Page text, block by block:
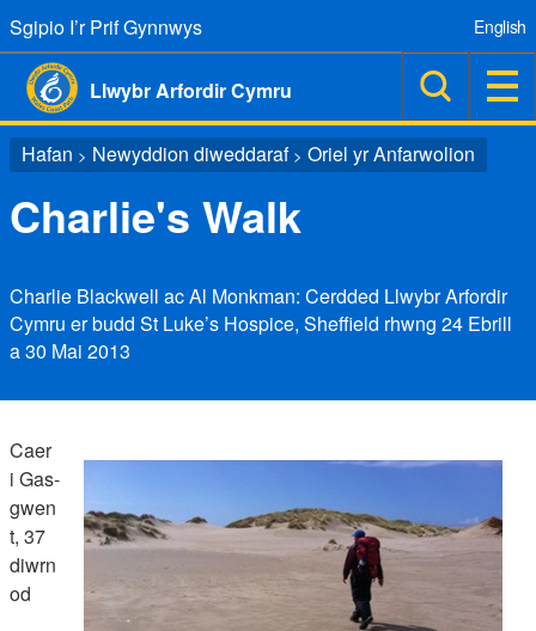
Sgipio I’r Prif Gynnwys
Llwybr Arfordir Cymru
English
Hafan > Newyddion diweddaraf > Oriel yr Anfarwolion
Charlie's Walk
Charlie Blackwell ac Al Monkman: Cerdded Llwybr Arfordir
Cymru er budd St Luke’s Hospice, Sheffield rhwng 24 Ebrill
a 30 Mai 2013
Caer
i Gas-
gwen
t, 37
diwrn
od